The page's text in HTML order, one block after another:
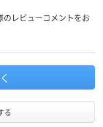
のレビューコメントをお
る